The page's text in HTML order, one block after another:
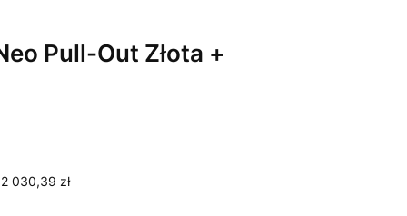
Pull-Out Złota +
2 030,39 zł